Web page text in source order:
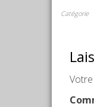
Catégorie